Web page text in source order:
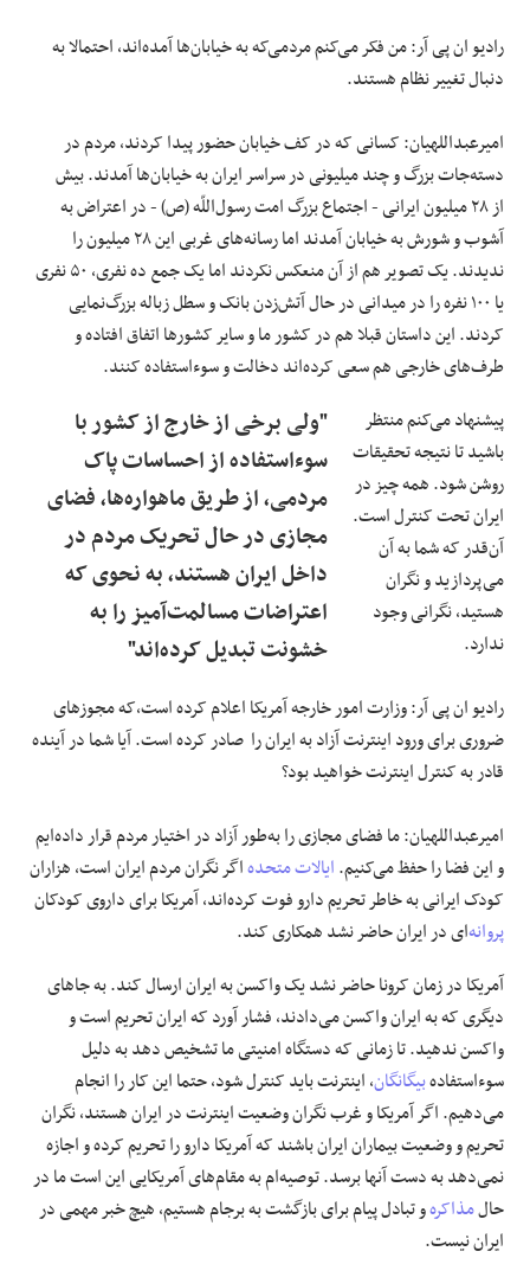
رادیو ان پی آر: من فکر می‌کنم مردمی‌که به خیابان‌ها آمده‌اند، احتمالا به
دنبال تغییر نظام هستند.
امیرعبداللهیان: کسانی که در کف خیابان حضور پیدا کردند، مردم در
دسته‌جات بزرگ و چند میلیونی در سراسر ایران به خیابان‌ها آمدند. بیش
از ۲۸ میلیون ایرانی - اجتماع بزرگ امت رسول‌اللّه (ص) - در اعتراض به
آشوب و شورش به خیابان آمدند اما رسانه‌های غربی این ۲۸ میلیون را
ندیدند. یک تصویر هم از آن منعکس نکردند اما یک جمع ده نفری، ۵۰ نفری
یا ۱۰۰ نفره را در میدانی در حال آتش‌زدن بانک و سطل زباله بزرگ‌نمایی
کردند. این داستان قبلا هم در کشور ما و سایر کشورها اتفاق افتاده و
طرف‌های خارجی هم سعی کرده‌اند دخالت و سوءاستفاده کنند.
"ولی برخی از خارج از کشور با
سوءاستفاده از احساسات پاک
مردمی، از طریق ماهواره‌ها، فضای
مجازی در حال تحریک مردم در
داخل ایران هستند، به نحوی که
اعتراضات مسالمت‌آمیز را به
خشونت تبدیل کرده‌اند"
پیشنهاد می‌کنم منتظر
باشید تا نتیجه تحقیقات
روشن شود. همه چیز در
ایران تحت کنترل است.
آن‌قدر که شما به آن
می‌پردازید و نگران
هستید، نگرانی وجود
ندارد.
رادیو ان پی آر: وزارت امور خارجه آمریکا اعلام کرده است،که مجوزهای
ضروری برای ورود اینترنت آزاد به ایران را صادر کرده است. آیا شما در آینده
قادر به کنترل اینترنت خواهید بود؟
امیرعبداللهیان: ما فضای مجازی را به‌طور آزاد در اختیار مردم قرار داده‌ایم
و این فضا را حفظ می‌کنیم.ایالات متحدهاگر نگران مردم ایران است، هزاران
کودک ایرانی به خاطر تحریم دارو فوت کرده‌اند، آمریکا برای داروی کودکان
پروانه‌ای در ایران حاضر نشد همکاری کند.
آمریکا در زمان کرونا حاضر نشد یک واکسن به ایران ارسال کند. به جاهای
دیگری که به ایران واکسن می‌دادند، فشار آورد که ایران تحریم است و
واکسن ندهید. تا زمانی که دستگاه امنیتی ما تشخیص دهد به دلیل
سوءاستفادهبیگانگان، اینترنت باید کنترل شود، حتما این کار را انجام
می‌دهیم. اگر آمریکا و غرب نگران وضعیت اینترنت در ایران هستند، نگران
تحریم و وضعیت بیماران ایران باشند که آمریکا دارو را تحریم کرده و اجازه
نمی‌دهد به دست آنها برسد. توصیه‌ام به مقام‌های آمریکایی این است ما در
حالمذاکرهو تبادل پیام برای بازگشت به برجام هستیم، هیچ خبر مهمی در
ایران نیست.